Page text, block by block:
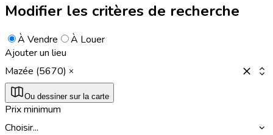
Modifier les critères de recherche
À Vendre
À Louer
Ajouter un lieu
Mazée (5670)
Ou dessiner sur la carte
Prix minimum
Choisir...